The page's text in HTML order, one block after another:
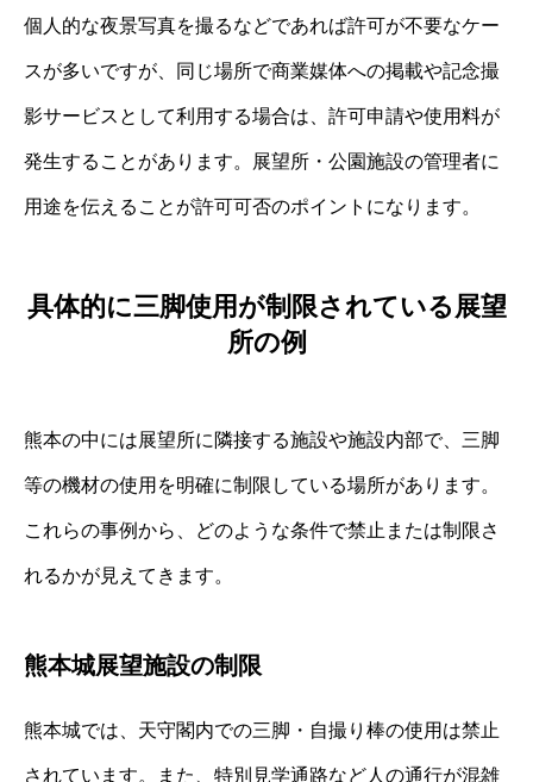
個人的な夜景写真を撮るなどであれば許可が不要なケー
スが多いですが、同じ場所で商業媒体への掲載や記念撮
影サービスとして利用する場合は、許可申請や使用料が
発生することがあります。展望所・公園施設の管理者に
用途を伝えることが許可可否のポイントになります。
具体的に三脚使用が制限されている展望
所の例
熊本の中には展望所に隣接する施設や施設内部で、三脚
等の機材の使用を明確に制限している場所があります。
これらの事例から、どのような条件で禁止または制限さ
れるかが見えてきます。
熊本城展望施設の制限
熊本城では、天守閣内での三脚・自撮り棒の使用は禁止
されています。また、特別見学通路など人の通行が混雑